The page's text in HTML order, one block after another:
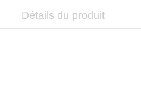
Détails du produit